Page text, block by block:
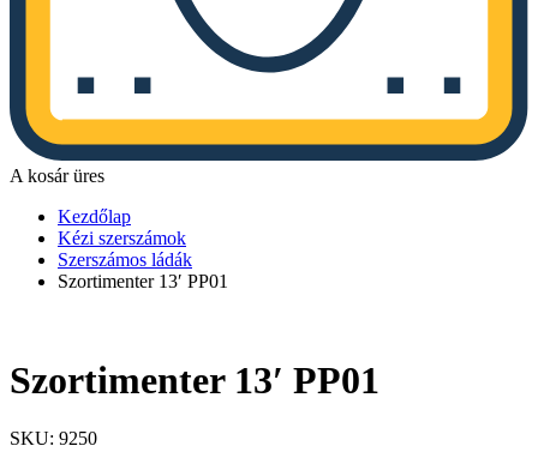
A kosár üres
Kezdőlap
Kézi szerszámok
Szerszámos ládák
Szortimenter 13′ PP01
Szortimenter 13′ PP01
SKU: 9250